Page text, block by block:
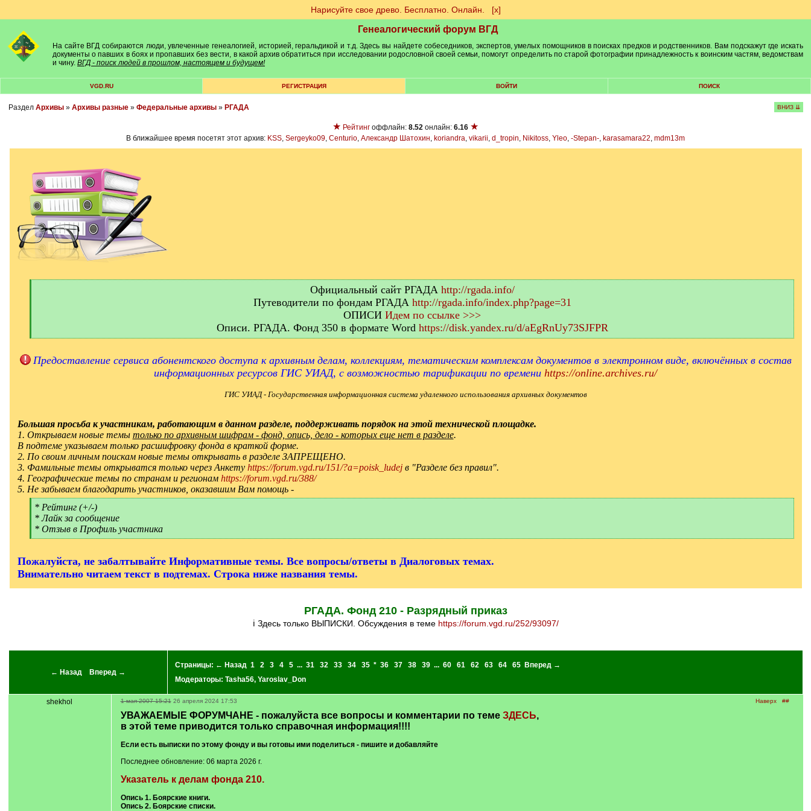
Нарисуйте свое древо. Бесплатно. Онлайн. [х]
Генеалогический форум ВГД
На сайте ВГД собираются люди, увлеченные генеалогией, историей, геральдикой и т.д. Здесь вы найдете собеседников, экспертов, умелых помощников в поисках предков и родственников. Вам подскажут где искать
документы о павших в боях и пропавших без вести, в какой архив обратиться при исследовании родословной своей семьи, помогут определить по старой фотографии принадлежность к воинским частям, ведомствам
и чину. ВГД - поиск людей в прошлом, настоящем и будущем!
VGD.RU РЕГИСТРАЦИЯ ВОЙТИ ПОИСК
Раздел Архивы» Архивы разные» Федеральные архивы» РГАДА ВНИЗ ⇊
★ Рейтинг оффлайн: 8.52 онлайн: 6.16 ★
В ближайшее время посетят этот архив: KSS, Sergeyko09, Centurio, Александр Шатохин, koriandra, vikarii, d_tropin, Nikitoss, Yleo, -Stepan-, karasamara22, mdm13m
Официальный сайт РГАДА http://rgada.info/
Путеводители по фондам РГАДА http://rgada.info/index.php?page=31
ОПИСИ Идем по ссылке >>>
Описи. РГАДА. Фонд 350 в формате Word https://disk.yandex.ru/d/aEgRnUy73SJFPR
[
]
Предоставление сервиса абонентского доступа к архивным делам, коллекциям, тематическим комплексам документов в электронном виде, включённых в состав
информационных ресурсов ГИС УИАД, с возможностью тарификации по времени https://online.archives.ru/
ГИС УИАД - Государственная информационная система удаленного использования архивных документов
Большая просьба к участникам, работающим в данном разделе, поддерживать порядок на этой технической площадке.
1. Открываем новые темы только по архивным шифрам - фонд, опись, дело - которых еще нет в разделе.
В подтеме указываем только расшифровку фонда в краткой форме.
2. По своим личным поискам новые темы открывать в разделе ЗАПРЕЩЕНО.
3. Фамильные темы открыватся только через Анкету https://forum.vgd.ru/151/?a=poisk_ludejв "Разделе без правил".
4. Географические темы по странам и регионам https://forum.vgd.ru/388/
5. Не забываем благодарить участников, оказавшим Вам помощь -
[
q
]
* Рейтинг (+/-)
* Лайк за сообщение
* Отзыв в Профиль участника
[
Пожалуйста, не забалтывайте Информативные темы. Все вопросы/ответы в Диалоговых темах.
Внимательно читаем текст в подтемах. Строка ниже названия темы.
РГАДА. Фонд 210 - Разрядный приказ
ℹ Здесь только ВЫПИСКИ. Обсуждения в теме https://forum.vgd.ru/252/93097/
← Назад Вперед →
Страницы: ← Назад 1 2 3 4 5 ... 31 32 33 34 35 * 36 37 38 39 ... 60 61 62 63 64 65
Вперед →
Модераторы: Tasha56, Yaroslav_Don
shekhol Наверх ##
1 мая 2007 15:21 26 апреля 2024 17:53
УВАЖАЕМЫЕ ФОРУМЧАНЕ - пожалуйста все вопросы и комментарии по теме ЗДЕСЬ,
в этой теме приводится только справочная информация!!!!
Если есть выписки по этому фонду и вы готовы ими поделиться - пишите и добавляйте
Последнее обновление: 06 марта 2026 г.
Указатель к делам фонда 210.
Опись 1. Боярские книги.
Опись 2. Боярские списки.